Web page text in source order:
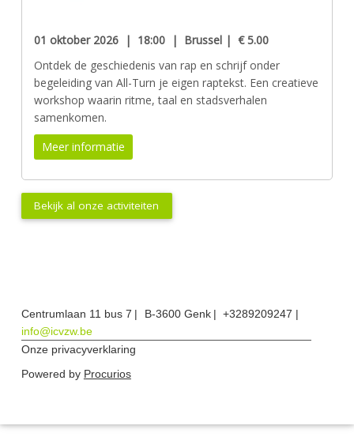
01 oktober 2026 | 18:00 | Brussel | € 5.00
Ontdek de geschiedenis van rap en schrijf onder
begeleiding van All-Turn je eigen raptekst. Een creatieve
workshop waarin ritme, taal en stadsverhalen
samenkomen.
Meer informatie
Bekijk al onze activiteiten
Centrumlaan 11 bus 7 B-3600 Genk
+3289209247
info@icvzw.be
Onze privacyverklaring
Powered by Procurios